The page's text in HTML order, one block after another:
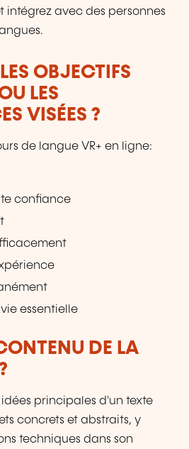
intégrez avec des personnes
OBJECTIFS
LES
VISÉES ?
de langue VR+ en ligne:
confiance
essentielle
DE LA
principales d'un texte
concrets et abstraits, y
techniques dans son